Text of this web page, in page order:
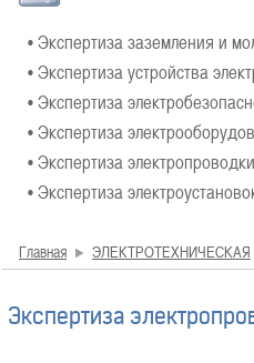
• Экспертиза заземления и
• Экспертиза устройства
• Экспертиза
• Экспертиза
• Экспертиза электропроводки
• Экспертиза
Главная ЭЛЕКТРОТЕХНИЧЕСКАЯ
Экспертиза